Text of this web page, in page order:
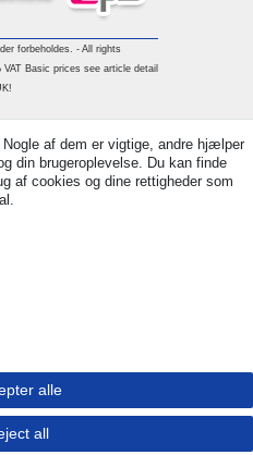
forbeholdes. - All rights
Basic prices see article detail
af dem er vigtige, andre hjælper
din brugeroplevelse. Du kan finde
af cookies og dine rettigheder som
alle
all
here Kontakt